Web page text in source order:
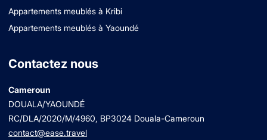
Appartements meublés à Kribi
Appartements meublés à Yaoundé
Contactez nous
Cameroun
DOUALA/YAOUNDÉ
RC/DLA/2020/M/4960, BP3024 Douala-Cameroun
contact@ease.travel